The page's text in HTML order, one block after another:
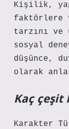
Kişilik,
faktörlere
tarzını ve
sosyal
düşünce,
olarak
Kaç
Karakter